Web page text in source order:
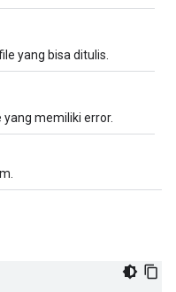
yang bisa ditulis.
memiliki error.